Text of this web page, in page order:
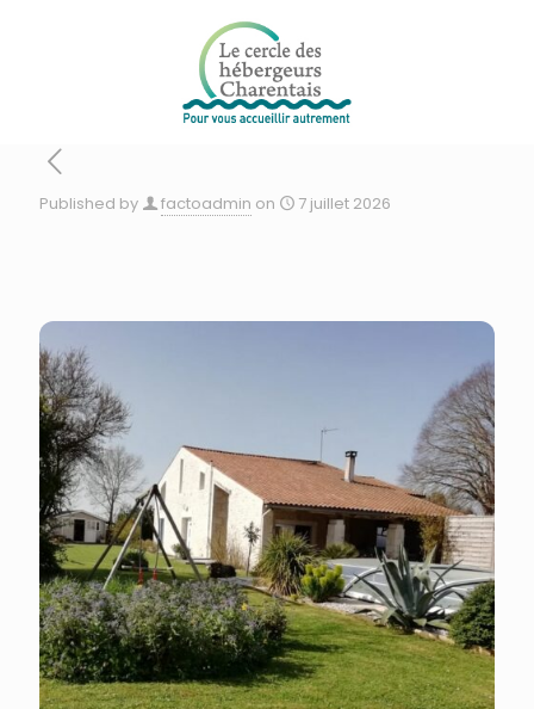
Published by factoadmin on 7 juillet 2026